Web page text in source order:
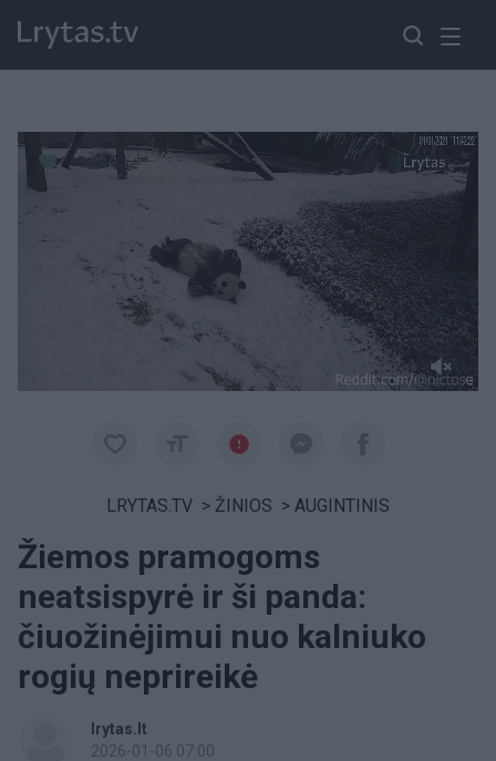
Paremkite Ukrainą
LRYTAS.TV > ŽINIOS > AUGINTINIS
Žiemos pramogoms
neatsispyrė ir ši panda:
čiuožinėjimui nuo kalniuko
rogių neprireikė
lrytas.lt
2026-01-06 07:00